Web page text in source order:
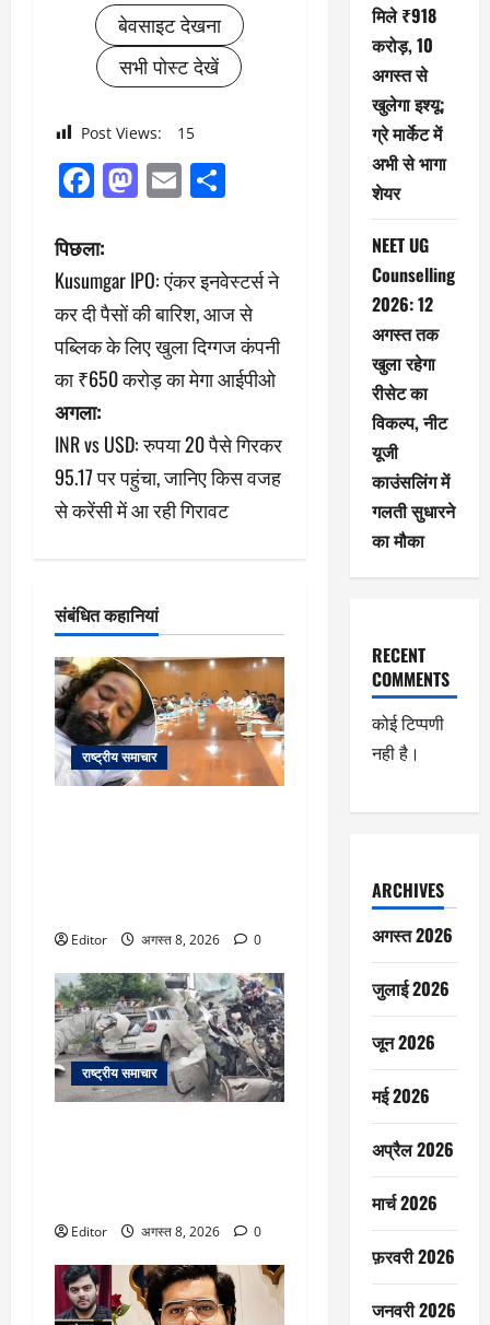
बेवसाइट देखना
सभी पोस्ट देखें
Post Views: 15
Facebook
Mastodon
Email
पो
स्ट
ने
वि
गे
श
न
पिछला:
Kusumgar IPO: एंकर इनवेस्टर्स ने
कर दी पैसों की बारिश, आज से
पब्लिक के लिए खुला दिग्गज कंपनी
का ₹650 करोड़ का मेगा आईपीओ
अगला:
INR vs USD: रुपया 20 पैसे गिरकर
95.17 पर पहुंचा, जानिए किस वजह
से करेंसी में आ रही गिरावट
संबंधित कहानियां
राष्ट्रीय समाचार
Editor अगस्त 8, 2026 0
राष्ट्रीय समाचार
Editor अगस्त 8, 2026 0
मिले ₹918
करोड़, 10
अगस्त से
खुलेगा इश्यू;
ग्रे मार्केट में
अभी से भागा
शेयर
NEET UG
Counselling
2026: 12
अगस्त तक
खुला रहेगा
रीसेट का
विकल्प, नीट
यूजी
काउंसलिंग में
गलती सुधारने
का मौका
RECENT
COMMENTS
कोई टिप्पणी
नही है।
ARCHIVES
अगस्त 2026
जुलाई 2026
जून 2026
मई 2026
अप्रैल 2026
मार्च 2026
फ़रवरी 2026
जनवरी 2026